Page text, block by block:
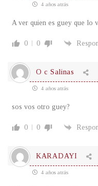
4 años atrás
A ver quien es guey que lo
0 0
O c Salinas
4 años atrás
sos vos otro guey?
0 0
KARADAYI
4 años atrás